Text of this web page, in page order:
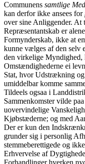
Communens samtlige
kan derfor ikke ansees for
over sine Anliggender. At
Repræsentantskab er
Formynderskab, ikke at
kunne vælges af den selv
den virkelige Myndighed,
Omstændighederne ei
Stat, hvor Udstrækning
umiddelbar komme
Tildeels ogsaa i
Sammenkomster vilde
uovervindelige
Kjøbstæderne; og med
Der er kun den
grunder sig i personlig
stemmeberettigede og
Erhvervelse af